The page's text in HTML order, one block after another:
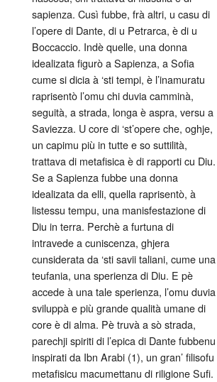
sapienza. Cusì fubbe, frà altri, u casu di
l’opere di Dante, di u Petrarca, è di u
Boccaccio. Indè quelle, una donna
idealizata figurò a Sapienza, a Sofia
cume si dicia à ‘sti tempi, è l’inamuratu
raprisentò l’omu chi duvia camminà,
seguità, a strada, longa è aspra, versu a
Saviezza. U core di ‘st’opere che, oghje,
un capimu più in tutte e so suttilità,
trattava di metafisica è di rapporti cu Diu.
Se a Sapienza fubbe una donna
idealizata da elli, quella raprisentò, à
listessu tempu, una manisfestazione di
Diu in terra. Perchè a furtuna di
intravede a cuniscenza, ghjera
cunsiderata da ‘sti savii taliani, cume una
teufania, una sperienza di Diu. E pè
accede à una tale sperienza, l’omu duvia
sviluppà e più grande qualità umane di
core è di alma. Pè truvà a sò strada,
parechji spiriti di l’epica di Dante fubbenu
inspirati da Ibn Arabi (1), un gran’ filisofu
metafisicu macumettanu di riligione Sufi.